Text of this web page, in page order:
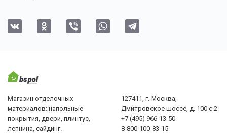
Магазин отделочных
материалов: напольные
покрытия, двери, плинтус,
лепнина, сайдинг.
127411, г. Москва,
Дмитровское шоссе, д. 100 с.2
+7 (495) 966-13-50
8-800-100-83-15